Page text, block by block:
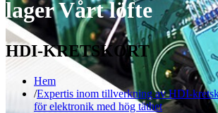
lager Vårt löfte
HDI-KRETSKORT
Hem
Expertis inom tillverkning av HDI-
för elektronik med hög täthet